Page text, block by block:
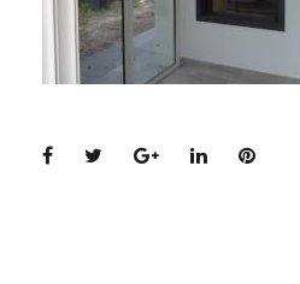
Facebook
TwitterGoogle+
LinkedIn